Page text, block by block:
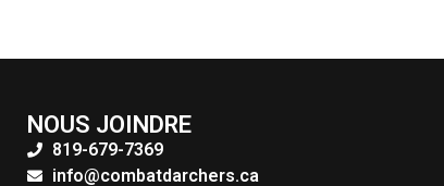
NOUS JOINDRE
819-679-7369
info@combatdarchers.ca